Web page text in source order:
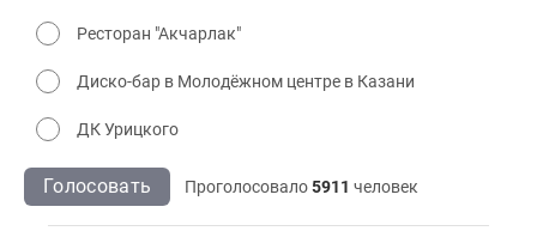
Ресторан "Акчарлак"
Диско-бар в Молодёжном центре в Казани
ДК Урицкого
Голосовать Проголосовало5911 человек